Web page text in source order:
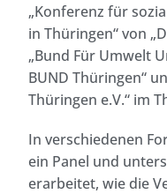
„Konferenz für
in Thüringen“ von
„Bund Für Umwelt
BUND Thüringen“
Thüringen e.V.“ im
In verschiedenen
ein Panel und
erarbeitet, wie die